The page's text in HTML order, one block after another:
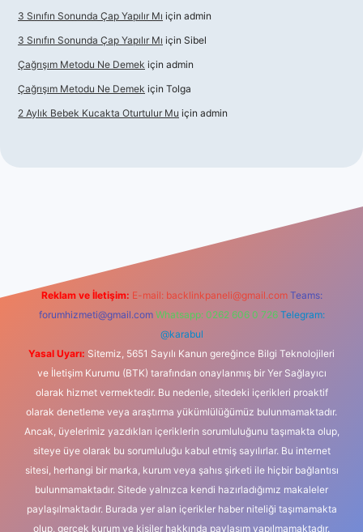
3 Sınıfın Sonunda Çap Yapılır Mı için admin
3 Sınıfın Sonunda Çap Yapılır Mı için Sibel
Çağrışım Metodu Ne Demek için admin
Çağrışım Metodu Ne Demek için Tolga
2 Aylık Bebek Kucakta Oturtulur Mu için admin
Reklam ve İletişim: E-mail: backlinkpaneli@gmail.com Teams:
forumhizmeti@gmail.com Whatsapp: 0262 606 0 726 Telegram:
@karabul
Yasal Uyarı: Sitemiz, 5651 Sayılı Kanun gereğince Bilgi Teknolojileri
ve İletişim Kurumu (BTK) tarafından onaylanmış bir Yer Sağlayıcı
olarak hizmet vermektedir. Bu nedenle, sitedeki içerikleri proaktif
olarak denetleme veya araştırma yükümlülüğümüz bulunmamaktadır.
Ancak, üyelerimiz yazdıkları içeriklerin sorumluluğunu taşımakta olup,
siteye üye olarak bu sorumluluğu kabul etmiş sayılırlar. Bu internet
sitesi, herhangi bir marka, kurum veya şahıs şirketi ile hiçbir bağlantısı
bulunmamaktadır. Sitede yalnızca kendi hazırladığımız makaleler
paylaşılmaktadır. Burada yer alan içerikler haber niteliği taşımamakta
olup, gerçek kurum ve kişiler hakkında paylaşım yapılmamaktadır.